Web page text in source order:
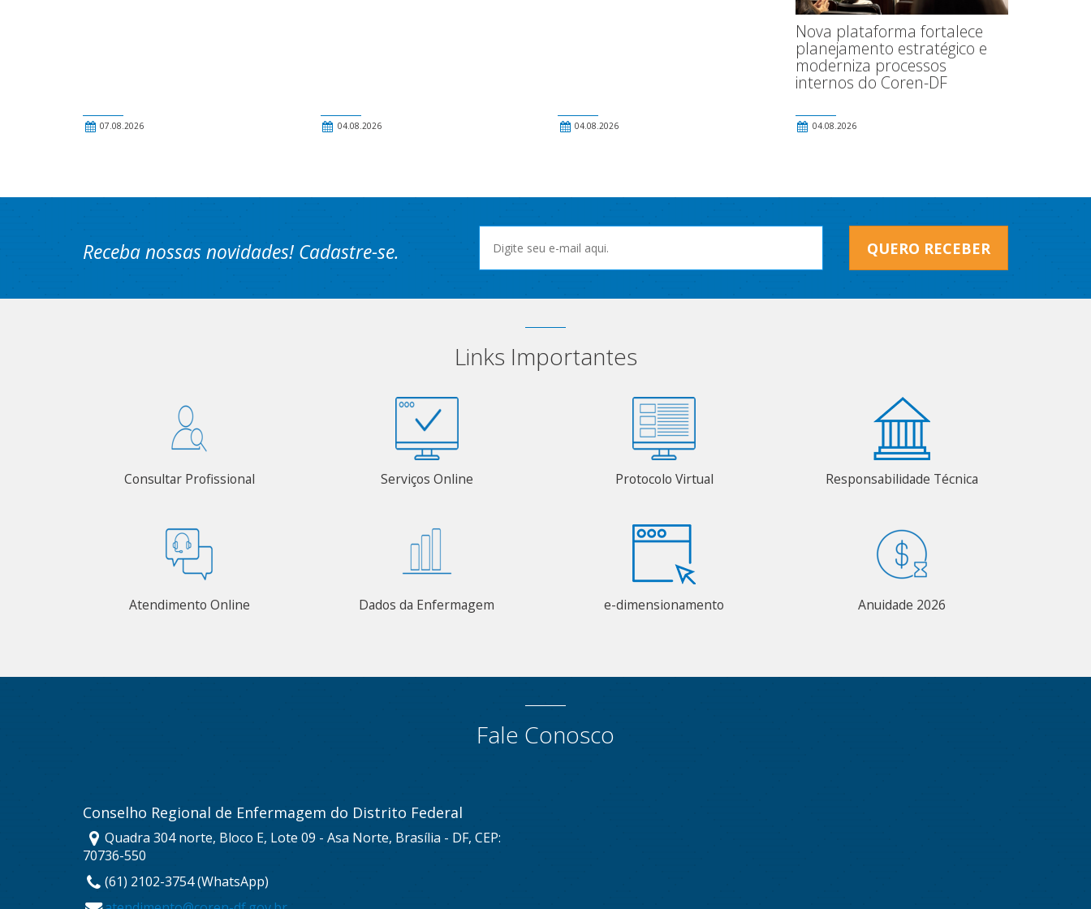
07.08.2026 04.08.2026 04.08.2026
Nova plataforma fortalece
planejamento estratégico e
moderniza processos
internos do Coren-DF
04.08.2026
Receba nossas novidades! Cadastre-se. QUERO RECEBER
Links Importantes
Consultar Profissional Serviços Online Protocolo Virtual Responsabilidade Técnica
Atendimento Online Dados da Enfermagem e-dimensionamento Anuidade 2026
Fale Conosco
Conselho Regional de Enfermagem do Distrito Federal
Quadra 304 norte, Bloco E, Lote 09 - Asa Norte, Brasília - DF, CEP:
70736-550
(61) 2102-3754 (WhatsApp)